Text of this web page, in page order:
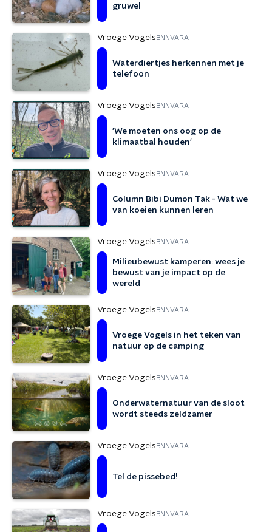
gruwel
Vroege Vogels BNNVARA
Waterdiertjes herkennen met je
telefoon
Vroege Vogels BNNVARA
'We moeten ons oog op de
klimaatbal houden'
Vroege Vogels BNNVARA
Column Bibi Dumon Tak - Wat we
van koeien kunnen leren
Vroege Vogels BNNVARA
Milieubewust kamperen: wees je
bewust van je impact op de
wereld
Vroege Vogels BNNVARA
Vroege Vogels in het teken van
natuur op de camping
Vroege Vogels BNNVARA
Onderwaternatuur van de sloot
wordt steeds zeldzamer
Vroege Vogels BNNVARA
Tel de pissebed!
Vroege Vogels BNNVARA